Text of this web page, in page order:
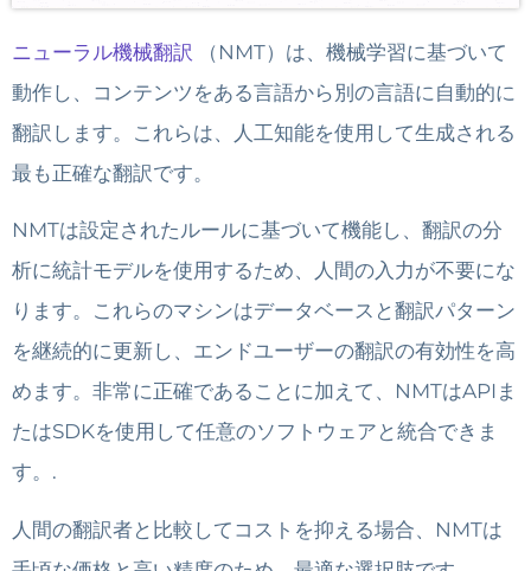
ニューラル機械翻訳 （NMT）は、機械学習に基づいて
動作し、コンテンツをある言語から別の言語に自動的に
翻訳します。これらは、人工知能を使用して生成される
最も正確な翻訳です。
NMTは設定されたルールに基づいて機能し、翻訳の分
析に統計モデルを使用するため、人間の入力が不要にな
ります。これらのマシンはデータベースと翻訳パターン
を継続的に更新し、エンドユーザーの翻訳の有効性を高
めます。非常に正確であることに加えて、NMTはAPIま
たはSDKを使用して任意のソフトウェアと統合できま
す。.
人間の翻訳者と比較してコストを抑える場合、NMTは